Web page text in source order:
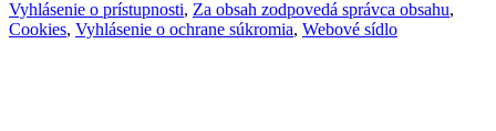
Vyhlásenie o prístupnosti, Za obsah zodpovedá správca obsahu,
Cookies, Vyhlásenie o ochrane súkromia, Webové sídlo